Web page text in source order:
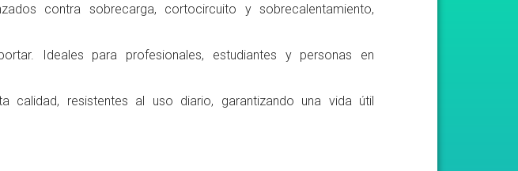
contra sobrecarga, cortocircuito y sobrecalentamiento,
Ideales para profesionales, estudiantes y personas en
calidad, resistentes al uso diario, garantizando una vida útil